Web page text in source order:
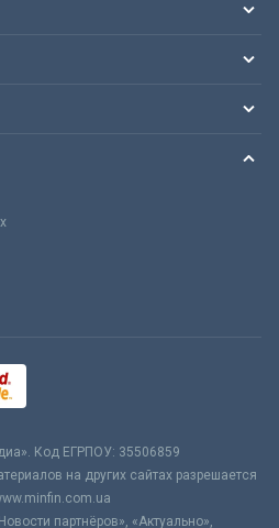
Код ЕГРПОУ: 35506859
на других сайтах разрешается
партнёров», «Актуально»,